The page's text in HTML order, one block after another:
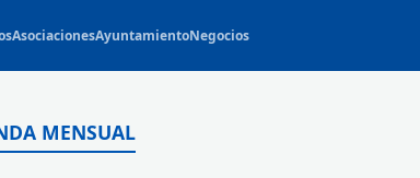
AsociacionesAyuntamientoNegocios
MENSUAL